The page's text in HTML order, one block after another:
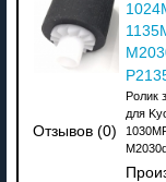
Отзывов (0)
Ролик
для